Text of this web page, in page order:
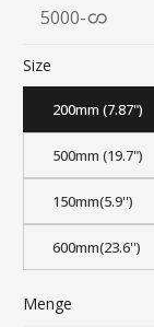
5000-
Size
200mm (7.87")
500mm (19.7")
150mm(5.9'')
600mm(23.6'')
Menge